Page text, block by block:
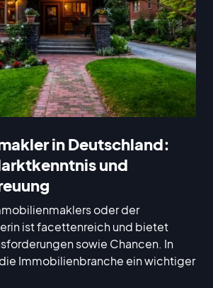
in Deutschland:
und
oder der
ist facettenreich und bietet
sowie Chancen. In
Immobilienbranche ein wichtiger